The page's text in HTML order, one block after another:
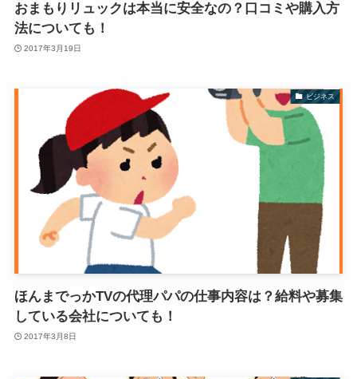
おまもりリュックは本当に安全なの？口コミや購入方
法についても！
2017年3月19日
ビジネス
ほんまでっかTVの代理パパの仕事内容は？給料や募集
している会社についても！
2017年3月8日